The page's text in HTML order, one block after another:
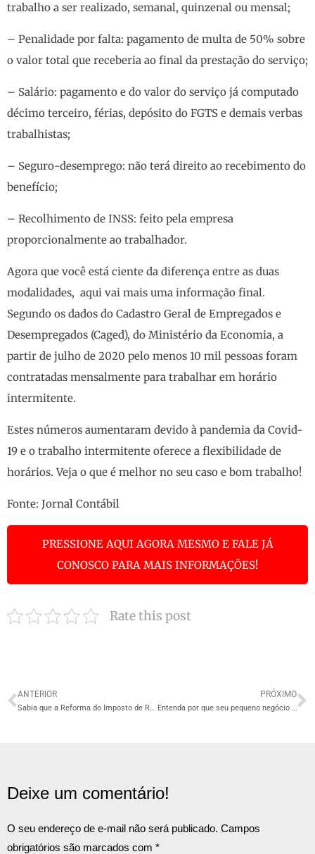
trabalho a ser realizado, semanal, quinzenal ou mensal;
– Penalidade por falta: pagamento de multa de 50% sobre
o valor total que receberia ao final da prestação do serviço;
– Salário: pagamento e do valor do serviço já computado
décimo terceiro, férias, depósito do FGTS e demais verbas
trabalhistas;
– Seguro-desemprego: não terá direito ao recebimento do
benefício;
– Recolhimento de INSS: feito pela empresa
proporcionalmente ao trabalhador.
Agora que você está ciente da diferença entre as duas
modalidades, aqui vai mais uma informação final.
Segundo os dados do Cadastro Geral de Empregados e
Desempregados (Caged), do Ministério da Economia, a
partir de julho de 2020 pelo menos 10 mil pessoas foram
contratadas mensalmente para trabalhar em horário
intermitente.
Estes números aumentaram devido à pandemia da Covid-
19 e o trabalho intermitente oferece a flexibilidade de
horários. Veja o que é melhor no seu caso e bom trabalho!
Fonte: Jornal Contábil
PRESSIONE AQUI AGORA MESMO E FALE JÁ
CONOSCO PARA MAIS INFORMAÇÕES!
Rate this post
ANTERIOR
Sabia que a Reforma do Imposto de Renda pode não ser tão boa para empresas?
PRÓXIMO
Entenda por que seu pequeno negócio precisa investir em inovação
Deixe um comentário!
O seu endereço de e-mail não será publicado. Campos
obrigatórios são marcados com *